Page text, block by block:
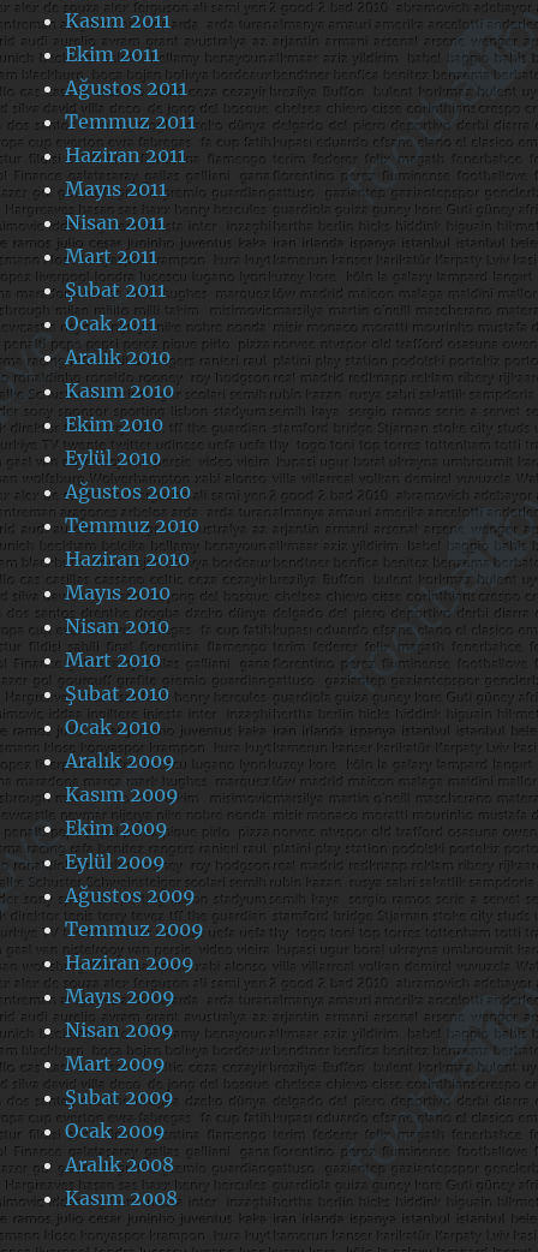
Kasım 2011
Ekim 2011
Ağustos 2011
Temmuz 2011
Haziran 2011
Mayıs 2011
Nisan 2011
Mart 2011
Şubat 2011
Ocak 2011
Aralık 2010
Kasım 2010
Ekim 2010
Eylül 2010
Ağustos 2010
Temmuz 2010
Haziran 2010
Mayıs 2010
Nisan 2010
Mart 2010
Şubat 2010
Ocak 2010
Aralık 2009
Kasım 2009
Ekim 2009
Eylül 2009
Ağustos 2009
Temmuz 2009
Haziran 2009
Mayıs 2009
Nisan 2009
Mart 2009
Şubat 2009
Ocak 2009
Aralık 2008
Kasım 2008